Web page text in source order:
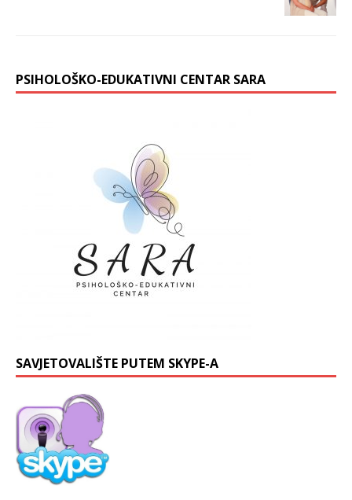
PSIHOLOŠKO-EDUKATIVNI CENTAR SARA
SAVJETOVALIŠTE PUTEM SKYPE-A